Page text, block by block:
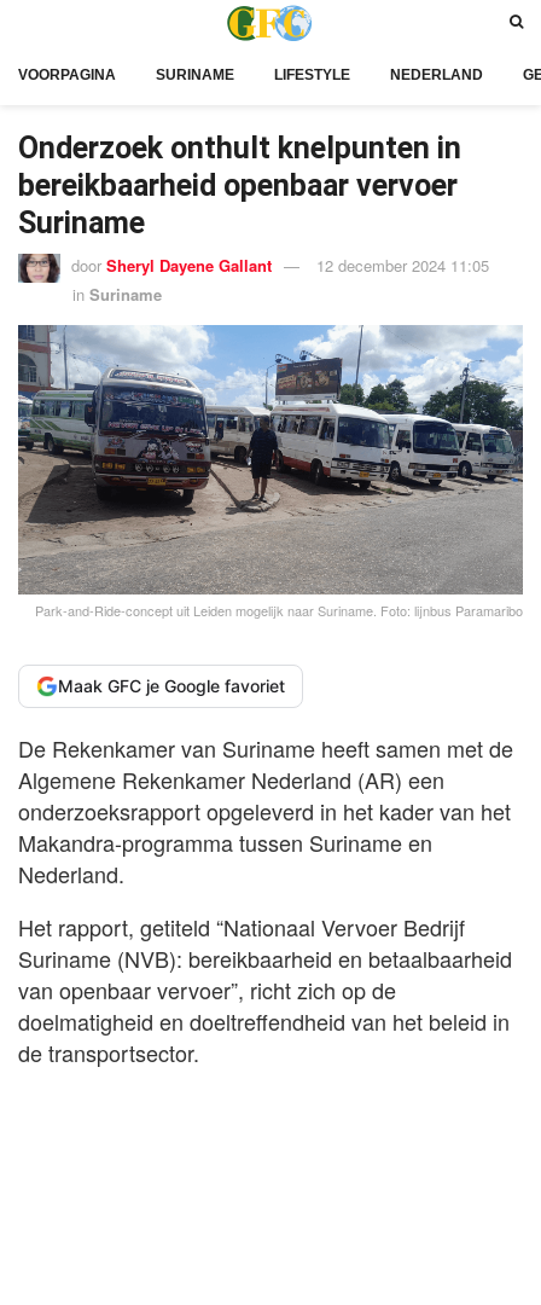
VOORPAGINA SURINAME LIFESTYLE NEDERLAND
Onderzoek onthult knelpunten in
bereikbaarheid openbaar vervoer
Suriname
door Sheryl Dayene Gallant
12 december 2024 11:05
in Suriname
Park-and-Ride-concept uit Leiden mogelijk naar Suriname. Foto: lijnbus Paramaribo
Maak GFC je Google favoriet
De Rekenkamer van Suriname heeft samen met de
Algemene Rekenkamer Nederland (AR) een
onderzoeksrapport opgeleverd in het kader van het
Makandra-programma tussen Suriname en
Nederland.
Het rapport, getiteld “Nationaal Vervoer Bedrijf
Suriname (NVB): bereikbaarheid en betaalbaarheid
van openbaar vervoer”, richt zich op de
doelmatigheid en doeltreffendheid van het beleid in
de transportsector.